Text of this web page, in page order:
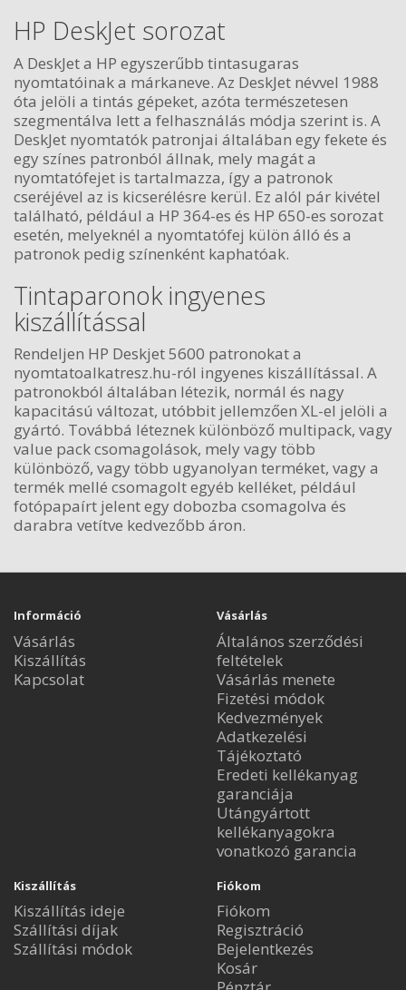
HP DeskJet sorozat
A DeskJet a HP egyszerűbb tintasugaras
nyomtatóinak a márkaneve. Az DeskJet névvel 1988
óta jelöli a tintás gépeket, azóta természetesen
szegmentálva lett a felhasználás módja szerint is. A
DeskJet nyomtatók patronjai általában egy fekete és
egy színes patronból állnak, mely magát a
nyomtatófejet is tartalmazza, így a patronok
cseréjével az is kicserélésre kerül. Ez alól pár kivétel
található, például a HP 364-es és HP 650-es sorozat
esetén, melyeknél a nyomtatófej külön álló és a
patronok pedig színenként kaphatóak.
Tintaparonok ingyenes
kiszállítással
Rendeljen HP Deskjet 5600 patronokat a
nyomtatoalkatresz.hu-ról ingyenes kiszállítással. A
patronokból általában létezik, normál és nagy
kapacitású változat, utóbbit jellemzően XL-el jelöli a
gyártó. Továbbá léteznek különböző multipack, vagy
value pack csomagolások, mely vagy több
különböző, vagy több ugyanolyan terméket, vagy a
termék mellé csomagolt egyéb kelléket, például
fotópapaírt jelent egy dobozba csomagolva és
darabra vetítve kedvezőbb áron.
Információ
Vásárlás
Kiszállítás
Kapcsolat
Vásárlás
Általános szerződési
feltételek
Vásárlás menete
Fizetési módok
Kedvezmények
Adatkezelési
Tájékoztató
Eredeti kellékanyag
garanciája
Utángyártott
kellékanyagokra
vonatkozó garancia
Kiszállítás
Kiszállítás ideje
Szállítási díjak
Szállítási módok
Fiókom
Fiókom
Regisztráció
Bejelentkezés
Kosár